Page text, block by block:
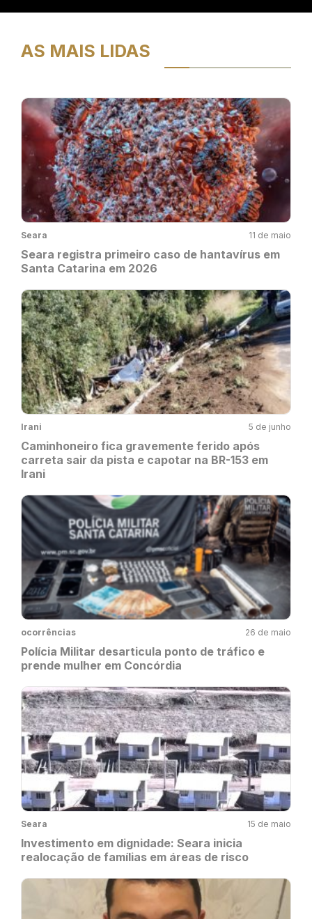
AS MAIS LIDAS
Seara 11 de maio
Seara registra primeiro caso de hantavírus em
Santa Catarina em 2026
Irani 5 de junho
Caminhoneiro fica gravemente ferido após
carreta sair da pista e capotar na BR-153 em
Irani
ocorrências 26 de maio
Polícia Militar desarticula ponto de tráfico e
prende mulher em Concórdia
Seara 15 de maio
Investimento em dignidade: Seara inicia
realocação de famílias em áreas de risco